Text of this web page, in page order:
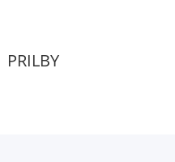
PRILBY